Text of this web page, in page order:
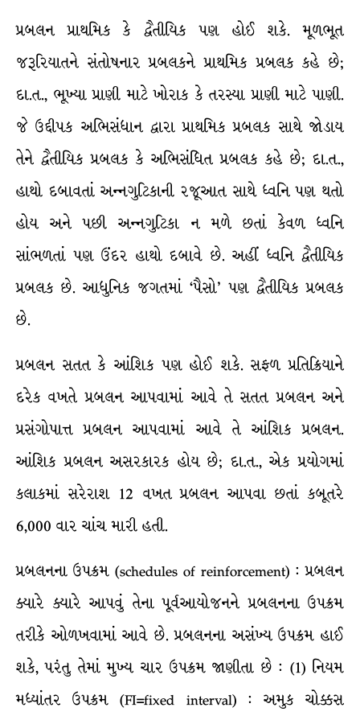
પ્રબલન પ્રાથમિક કે દ્વૈતીયિક પણ હોઈ શકે. મૂળભૂત
જરૂરિયાતને સંતોષનાર પ્રબલકને પ્રાથમિક પ્રબલક કહે છે;
દા.ત., ભૂખ્યા પ્રાણી માટે ખોરાક કે તરસ્યા પ્રાણી માટે પાણી.
જે ઉદ્દીપક અભિસંધાન દ્વારા પ્રાથમિક પ્રબલક સાથે જોડાય
તેને દ્વૈતીયિક પ્રબલક કે અભિસંધિત પ્રબલક કહે છે; દા.ત.,
હાથો દબાવતાં અન્નગુટિકાની રજૂઆત સાથે ધ્વનિ પણ થતો
હોય અને પછી અન્નગુટિકા ન મળે છતાં કેવળ ધ્વનિ
સાંભળતાં પણ ઉંદર હાથો દબાવે છે. અહીં ધ્વનિ દ્વૈતીયિક
પ્રબલક છે. આધુનિક જગતમાં ‘પૈસો’ પણ દ્વૈતીયિક પ્રબલક
છે.
પ્રબલન સતત કે આંશિક પણ હોઈ શકે. સફળ પ્રતિક્રિયાને
દરેક વખતે પ્રબલન આપવામાં આવે તે સતત પ્રબલન અને
પ્રસંગોપાત્ત પ્રબલન આપવામાં આવે તે આંશિક પ્રબલન.
આંશિક પ્રબલન અસરકારક હોય છે; દા.ત., એક પ્રયોગમાં
કલાકમાં સરેરાશ 12 વખત પ્રબલન આપવા છતાં કબૂતરે
6,000 વાર ચાંચ મારી હતી.
પ્રબલનના ઉપક્રમ (schedules of reinforcement) : પ્રબલન
ક્યારે ક્યારે આપવું તેના પૂર્વઆયોજનને પ્રબલનના ઉપક્રમ
તરીકે ઓળખવામાં આવે છે. પ્રબલનના અસંખ્ય ઉપક્રમ હાઈ
શકે, પરંતુ તેમાં મુખ્ય ચાર ઉપક્રમ જાણીતા છે : (1) નિયમ
મધ્યાંતર ઉપક્રમ (FI=fixed interval) : અમુક ચોક્કસ